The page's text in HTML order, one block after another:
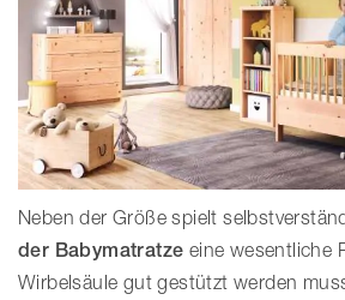
Neben der Größe spielt
der Babymatratze eine wesentliche
Wirbelsäule gut gestützt werden